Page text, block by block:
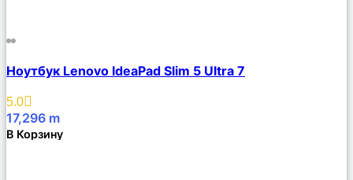
Описание
Избранное
Ноутбук Lenovo IdeaPad Slim 5 Ultra 7
5.0
17,296 m
В Корзину